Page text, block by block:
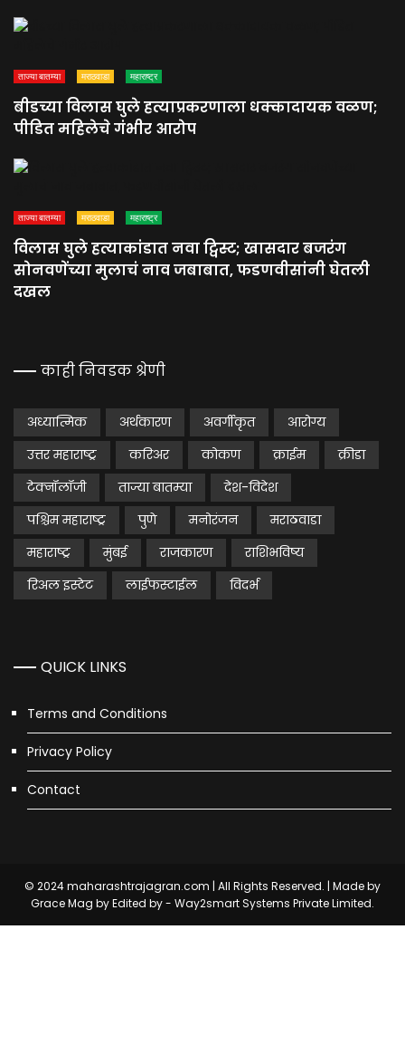
ताज्या बातम्या मराठवाडा महाराष्ट्र
बीडच्या विलास घुले हत्याप्रकरणाला धक्कादायक वळण;
पीडित महिलेचे गंभीर आरोप
ताज्या बातम्या मराठवाडा महाराष्ट्र
विलास घुले हत्याकांडात नवा ट्विस्ट; खासदार बजरंग
सोनवणेंच्या मुलाचं नाव जबाबात, फडणवीसांनी घेतली
दखल
काही निवडक श्रेणी
अध्यात्मिक अर्थकारण अवर्गीकृत
आरोग्य
उत्तर महाराष्ट्र
करिअर कोकण क्राईम
क्रीडा
टेक्नॉलॉजी
ताज्या बातम्या
देश-विदेश
पश्चिम महाराष्ट्र
पुणे मनोरंजन
मराठवाडा
महाराष्ट्र
मुंबई राजकारण
राशिभविष्य
रिअल इस्टेट
लाईफस्टाईल विदर्भ
QUICK LINKS
Terms and Conditions
Privacy Policy
Contact
© 2024 maharashtrajagran.com | All Rights Reserved. | Made by
Grace Mag byEdited by - Way2smart Systems Private Limited.